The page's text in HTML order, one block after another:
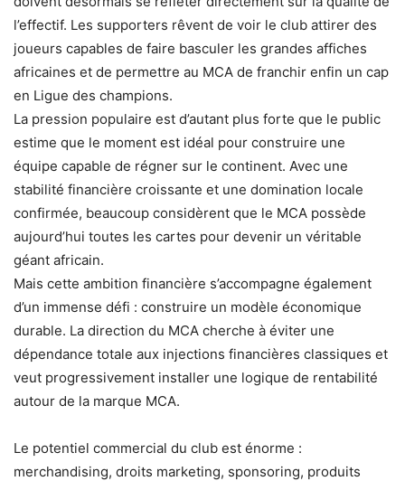
l’effectif. Les supporters rêvent de voir le club attirer des
joueurs capables de faire basculer les grandes affiches
africaines et de permettre au MCA de franchir enfin un cap
en Ligue des champions.
La pression populaire est d’autant plus forte que le public
estime que le moment est idéal pour construire une
équipe capable de régner sur le continent. Avec une
stabilité financière croissante et une domination locale
confirmée, beaucoup considèrent que le MCA possède
aujourd’hui toutes les cartes pour devenir un véritable
géant africain.
Mais cette ambition financière s’accompagne également
d’un immense défi : construire un modèle économique
durable. La direction du MCA cherche à éviter une
dépendance totale aux injections financières classiques et
veut progressivement installer une logique de rentabilité
autour de la marque MCA.
Le potentiel commercial du club est énorme :
merchandising, droits marketing, sponsoring, produits